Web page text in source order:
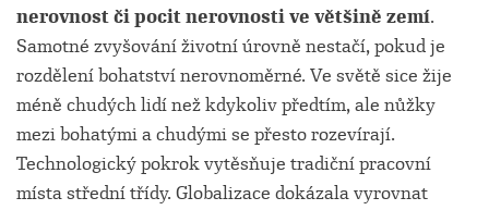
nerovnost či pocit nerovnosti ve většině zemí.
Samotné zvyšování životní úrovně nestačí, pokud je
rozdělení bohatství nerovnoměrné. Ve světě sice žije
méně chudých lidí než kdykoliv předtím, ale nůžky
mezi bohatými a chudými se přesto rozevírají.
Technologický pokrok vytěsňuje tradiční pracovní
místa střední třídy. Globalizace dokázala vyrovnat